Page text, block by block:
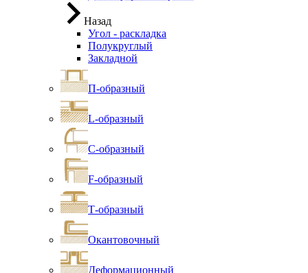
Назад
Угол - раскладка
Полукруглый
Закладной
П-образный
L-образный
С-образный
F-образный
Т-образный
Окантовочный
Деформационный